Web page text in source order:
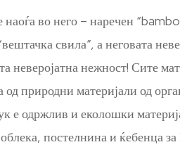
во него – наречен
свила”, а неговата
неверојатна нежност! Сите
природни материјали од
е одржлив и еколошки
постелнина и ќебенца